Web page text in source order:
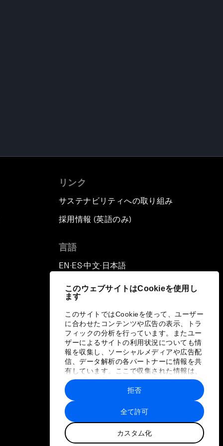
このウェブサイトはCookieを使用し
ます
このサイトではCookieを使って、ユーザー
に合わせたコンテンツや広告の表示、トラ
フィックの分析を行っています。またユー
ザーによるサイトの利用状況についても情
報を収集し、ソーシャルメディアや広告配
信、データ解析の各パートナーに情報を共
有しています。ここで収集された情報は、
ユーザーが各パートナーに提供した他の情
報や各パートナーのサービスを使用した際
に収集された情報と組み合わされ、各パー
トナーによって使用されることがありま
す。
全て許可
カスタム化
拒否
リンク
サステナビリティへの取り組み
採用情報 (英語のみ)
言語
EN ▪ES▪中文▪ 日本語